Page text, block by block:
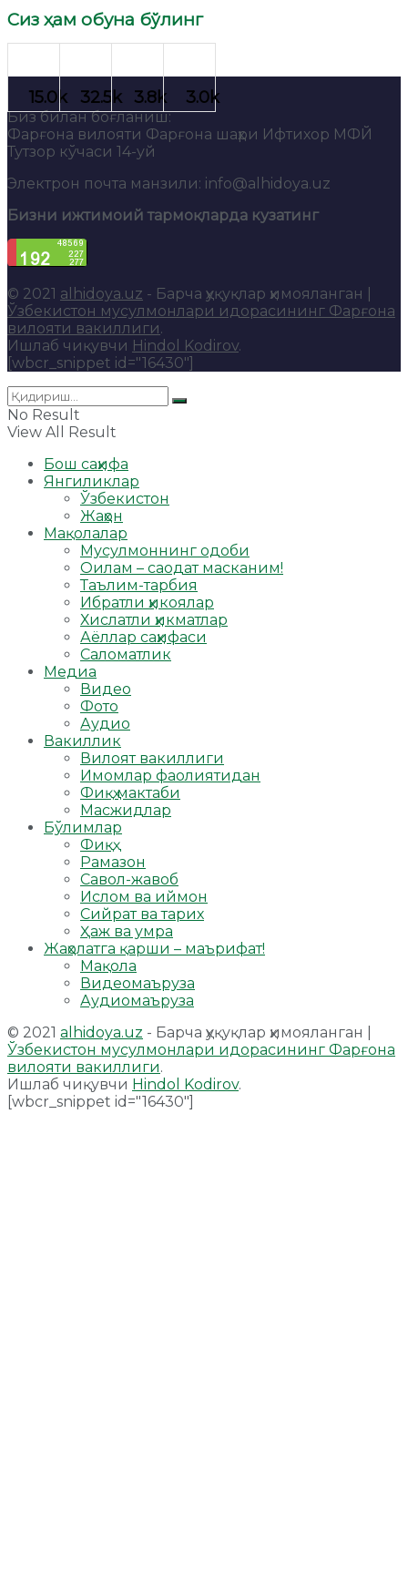
Сиз ҳам обуна бўлинг
Биз билан боғланиш:
Фарғона вилояти Фарғона шаҳри Ифтихор МФЙ
Тутзор кўчаси 14-уй
Электрон почта манзили: info@alhidoya.uz
Бизни ижтимоий тармоқларда кузатинг
© 2021 alhidoya.uz - Барча ҳуқуқлар ҳимояланган |
Ўзбекистон мусулмонлари идорасининг Фарғона
вилояти вакиллиги.
Ишлаб чиқувчи Hindol Kodirov.
[wbcr_snippet id="16430"]
No Result
View All Result
Бош саҳифа
Янгиликлар
Ўзбекистон
Жаҳон
Мақолалар
Мусулмоннинг одоби
Оилам – саодат масканим!
Таълим-тарбия
Ибратли ҳикоялар
Хислатли ҳикматлар
Аёллар саҳифаси
Саломатлик
Медиа
Видео
Фото
Аудио
Вакиллик
Вилоят вакиллиги
Имомлар фаолиятидан
Фиқҳ мактаби
Масжидлар
Бўлимлар
Фиқҳ
Рамазон
Савол-жавоб
Ислом ва иймон
Сийрат ва тарих
Ҳаж ва умра
Жаҳолатга қарши – маърифат!
Мақола
Видеомаъруза
Аудиомаъруза
© 2021 alhidoya.uz - Барча ҳуқуқлар ҳимояланган |
Ўзбекистон мусулмонлари идорасининг Фарғона
вилояти вакиллиги.
Ишлаб чиқувчи Hindol Kodirov.
[wbcr_snippet id="16430"]